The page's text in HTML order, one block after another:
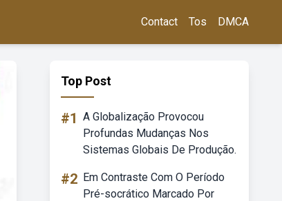
Contact Tos DMCA
Top Post
#1 A Globalização Provocou
Profundas Mudanças Nos
Sistemas Globais De Produção.
#2 Em Contraste Com O Período
Pré-socrático Marcado Por